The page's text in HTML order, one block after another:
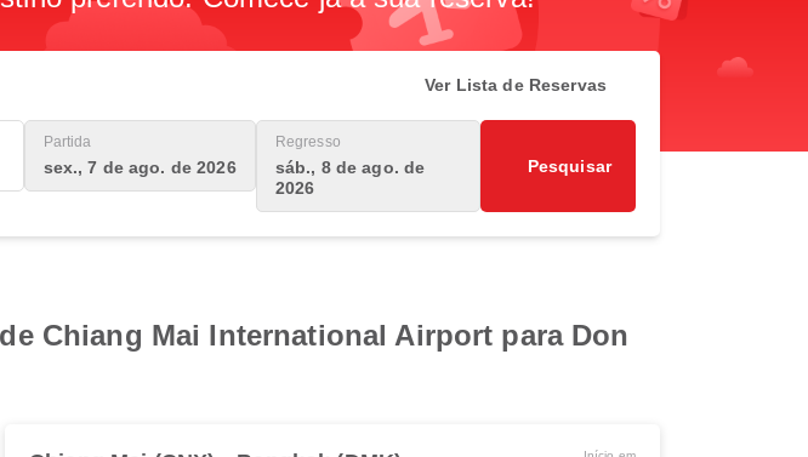
Ver Lista de Reservas
Partida
sex., 7 de ago. de 2026
Regresso
sáb., 8 de ago. de
2026
Pesquisar
Chiang Mai International Airport para Don